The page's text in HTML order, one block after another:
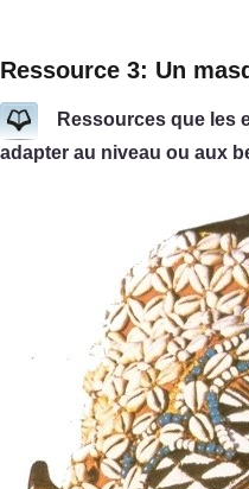
Ressource 3: Un
Ressources que les
adapter au niveau ou aux